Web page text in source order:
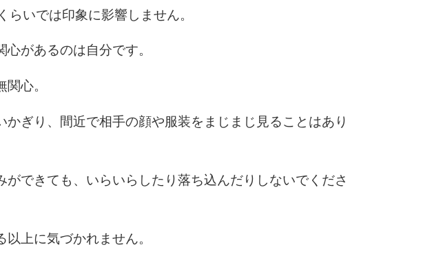
らいでは印象に影響しません。
があるのは自分です。
心。
かぎり、間近で相手の顔や服装をまじまじ見ることはあり
ができても、いらいらしたり落ち込んだりしないでくださ
以上に気づかれません。